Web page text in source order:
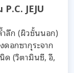
JEJU
ำลึก (ผิวชั้นนอก)
อกซากุระจาก
ด (วิตามินซี, อี,